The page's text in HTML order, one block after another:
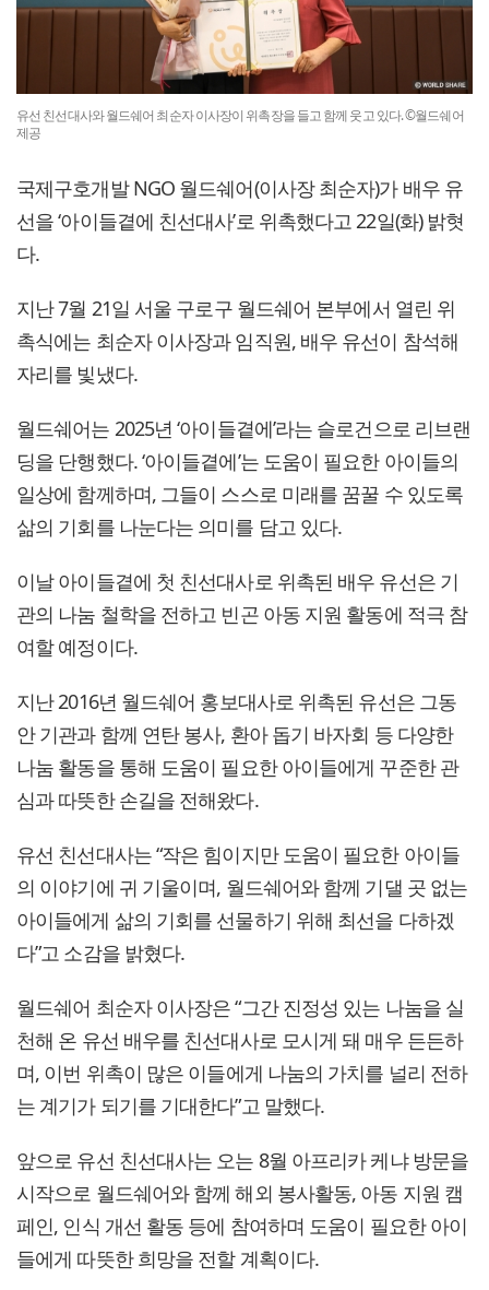
유선 친선대사와 월드쉐어 최순자 이사장이 위촉장을 들고 함께 웃고 있다. ©월드쉐어
제공
국제구호개발 NGO 월드쉐어(이사장 최순자)가 배우 유
선을 ‘아이들곁에 친선대사’로 위촉했다고 22일(화) 밝혓
다.
지난 7월 21일 서울 구로구 월드쉐어 본부에서 열린 위
촉식에는 최순자 이사장과 임직원, 배우 유선이 참석해
자리를 빛냈다.
월드쉐어는 2025년 ‘아이들곁에’라는 슬로건으로 리브랜
딩을 단행했다. ‘아이들곁에’는 도움이 필요한 아이들의
일상에 함께하며, 그들이 스스로 미래를 꿈꿀 수 있도록
삶의 기회를 나눈다는 의미를 담고 있다.
이날 아이들곁에 첫 친선대사로 위촉된 배우 유선은 기
관의 나눔 철학을 전하고 빈곤 아동 지원 활동에 적극 참
여할 예정이다.
지난 2016년 월드쉐어 홍보대사로 위촉된 유선은 그동
안 기관과 함께 연탄 봉사, 환아 돕기 바자회 등 다양한
나눔 활동을 통해 도움이 필요한 아이들에게 꾸준한 관
심과 따뜻한 손길을 전해왔다.
유선 친선대사는 “작은 힘이지만 도움이 필요한 아이들
의 이야기에 귀 기울이며, 월드쉐어와 함께 기댈 곳 없는
아이들에게 삶의 기회를 선물하기 위해 최선을 다하겠
다”고 소감을 밝혔다.
월드쉐어 최순자 이사장은 “그간 진정성 있는 나눔을 실
천해 온 유선 배우를 친선대사로 모시게 돼 매우 든든하
며, 이번 위촉이 많은 이들에게 나눔의 가치를 널리 전하
는 계기가 되기를 기대한다”고 말했다.
앞으로 유선 친선대사는 오는 8월 아프리카 케냐 방문을
시작으로 월드쉐어와 함께 해외 봉사활동, 아동 지원 캠
페인, 인식 개선 활동 등에 참여하며 도움이 필요한 아이
들에게 따뜻한 희망을 전할 계획이다.